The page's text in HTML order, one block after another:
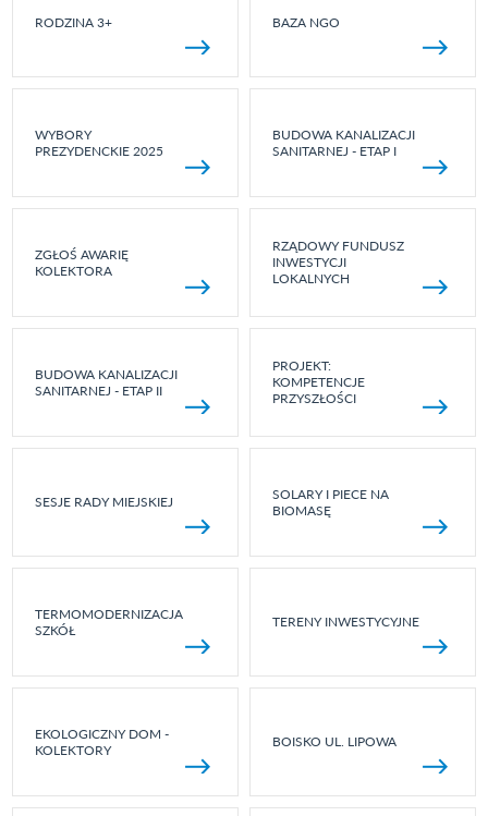
RODZINA 3+ BAZA NGO
WYBORY
PREZYDENCKIE 2025
BUDOWA KANALIZACJI
SANITARNEJ - ETAP I
ZGŁOŚ AWARIĘ
KOLEKTORA
RZĄDOWY FUNDUSZ
INWESTYCJI
LOKALNYCH
BUDOWA KANALIZACJI
SANITARNEJ - ETAP II
PROJEKT:
KOMPETENCJE
PRZYSZŁOŚCI
SESJE RADY MIEJSKIEJ
SOLARY I PIECE NA
BIOMASĘ
TERMOMODERNIZACJA
SZKÓŁ
TERENY INWESTYCYJNE
EKOLOGICZNY DOM -
KOLEKTORY
BOISKO UL. LIPOWA